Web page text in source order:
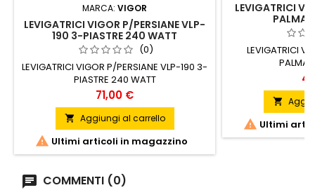
MARCA: VIGOR
LEVIGATRICI VIGOR P/PERSIANE VLP-
190 3-PIASTRE 240 WATT
(0)
LEVIGATRICI VIGOR P/PERSIANE VLP-190 3-
PIASTRE 240 WATT
Prezzo
71,00 €
 Aggiungi al carrello
 Ultimi articoli in magazzino
LEVIGATRICI
LEVIGATRICI

 Ultimi
COMMENTI (0)